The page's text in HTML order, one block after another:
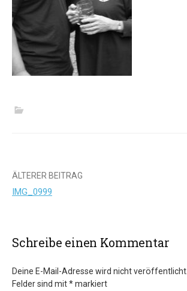
Beitrags-
ÄLTERER BEITRAG
IMG_0999
Schreibe einen Kommentar
Deine E-Mail-Adresse wird nicht veröffentlicht.
Felder sind mit*markiert